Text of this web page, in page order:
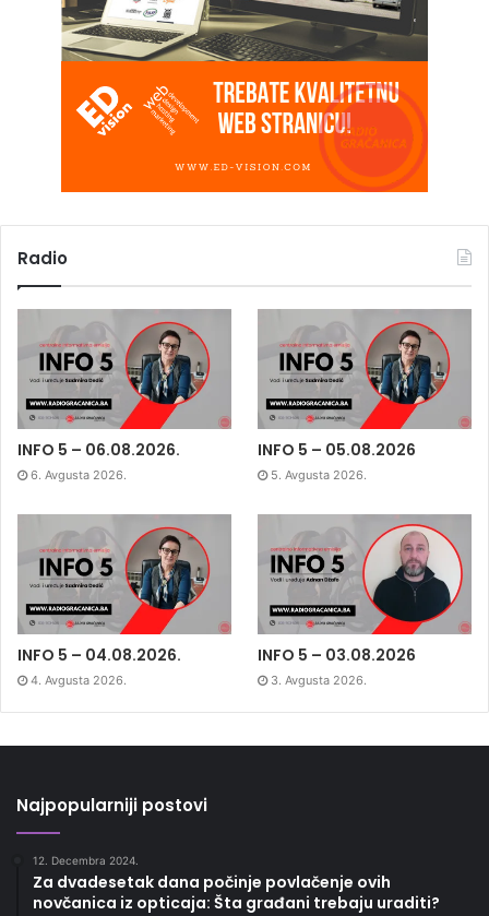
Radio
INFO 5 – 06.08.2026.
6. Avgusta 2026.
INFO 5 – 05.08.2026
5. Avgusta 2026.
INFO 5 – 04.08.2026.
4. Avgusta 2026.
INFO 5 – 03.08.2026
3. Avgusta 2026.
Najpopularniji postovi
12. Decembra 2024.
Za dvadesetak dana počinje povlačenje ovih
novčanica iz opticaja: Šta građani trebaju uraditi?